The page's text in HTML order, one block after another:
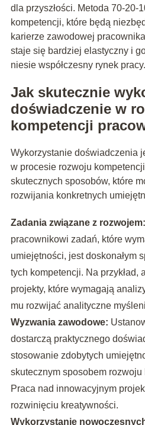
dla przyszłości. Metoda 70-20-
kompetencji, które będą
karierze zawodowej
staje się bardziej elastyczny i
niesie współczesny rynek pracy.
Jak skutecznie
doświadczenie w
kompetencji
Wykorzystanie doświadczenia
w procesie rozwoju
skutecznych sposobów, które
rozwijania konkretnych
Zadania związane z rozwojem:
pracownikowi zadań, które
umiejętności, jest doskonałym
tych kompetencji. Na przykład,
projekty, które wymagają
mu rozwijać analityczne
Wyzwania zawodowe:
dostarczą praktycznego
stosowanie zdobytych
skutecznym sposobem
Praca nad innowacyjnym
rozwinięciu kreatywności.
Wykorzystanie